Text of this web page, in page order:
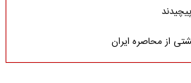
از محاصره ایران